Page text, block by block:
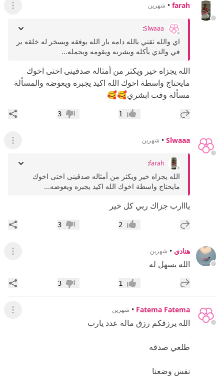
farah
• شهرين عرض
Slwaaa
:
اي والله ثقتي بالله دامه بار الله يوفقه ويسخر له خلقه بر
في والدي يأكله ويشربه ويقومه ويحمله...
الله يجزاه خير ويكثر من أمثاله صدقينى اختى اخوك
مايحتاج واسطة اخوك الله اكيد يجبره ويعوضه والمسألة
مسألة وقت ابشري🥰🥰
إضافة رد جديد إعجاب1 عدم إعجاب
3
Slwaaa
• شهرين عرض
farah
:
الله يجزاه خير ويكثر من أمثاله صدقينى اختى اخوك
مايحتاج واسطة اخوك الله اكيد يجبره ويعوضه...
يااارب جزاك ربي كل خير
إضافة رد جديد إعجاب2 عدم إعجاب
3
هنادي • شهرين عرض
الله يسهل له
إضافة رد جديد إعجاب1 عدم إعجاب
3
Fatema Fatema
• شهرين عرض
الله يرزقكم رزق ماله عدد يارب
طلعي صدقه
نفس وضعنا